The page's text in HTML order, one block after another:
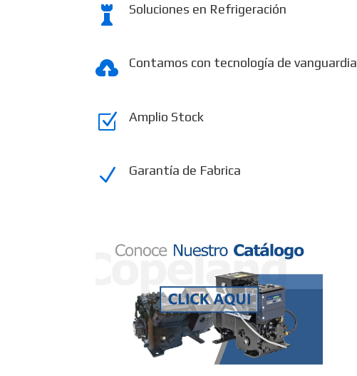
 Soluciones en Refrigeración
 Contamos con tecnología de vanguardia
Z Amplio Stock
N Garantía de Fabrica